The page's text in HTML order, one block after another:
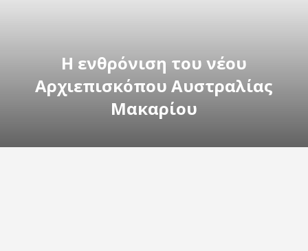
Η ενθρόνιση του νέου
Αρχιεπισκόπου Αυστραλίας
Μακαρίου